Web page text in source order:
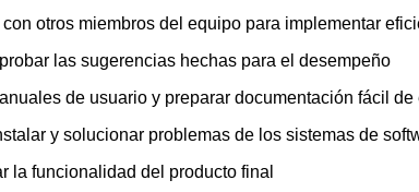
otros miembros del equipo para implementar
las sugerencias hechas para el desempeño
de usuario y preparar documentación fácil de
y solucionar problemas de los sistemas de
la funcionalidad del producto final